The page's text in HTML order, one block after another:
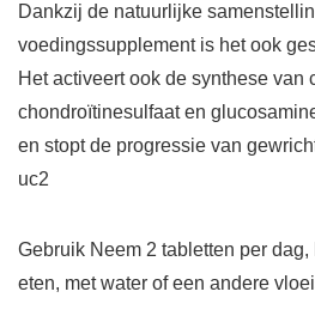
Dankzij de natuurlijke
voedingssupplement is het ook
Het activeert ook de synthese van
chondroïtinesulfaat en
en stopt de progressie van
uc2
Gebruik Neem 2 tabletten per
eten, met water of een andere